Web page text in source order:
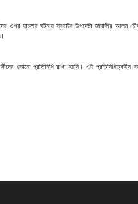
ওপর হামলার ঘটনায় স্বরাষ্ট্র উপদেষ্টা জাহাঙ্গীর আলম
কোনো প্রতিনিধি রাখা হয়নি। এই প্রতিনিধিত্বহীন